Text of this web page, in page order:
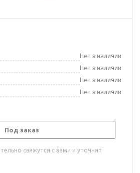
Нет в наличии
Нет в наличии
Нет в наличии
Нет в наличии
Под заказ
свяжутся с вами и уточнят